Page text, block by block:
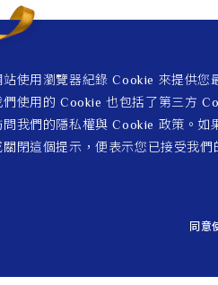
站使用瀏覽器紀錄 Cookie 來提供您
們使用的 Cookie 也包括了第三方
問我們的隱私權與 Cookie 政策。如
閉這個提示，便表示您已接受我們
同意